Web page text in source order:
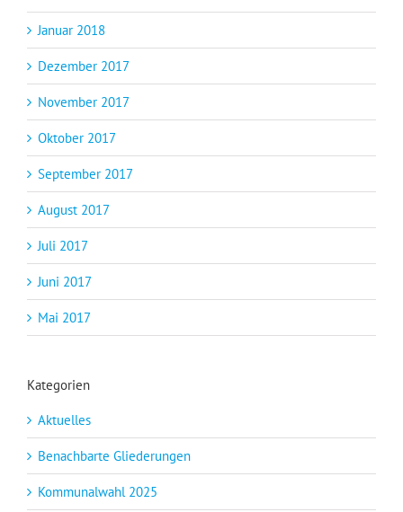
Januar 2018
Dezember 2017
November 2017
Oktober 2017
September 2017
August 2017
Juli 2017
Juni 2017
Mai 2017
Kategorien
Aktuelles
Benachbarte Gliederungen
Kommunalwahl 2025